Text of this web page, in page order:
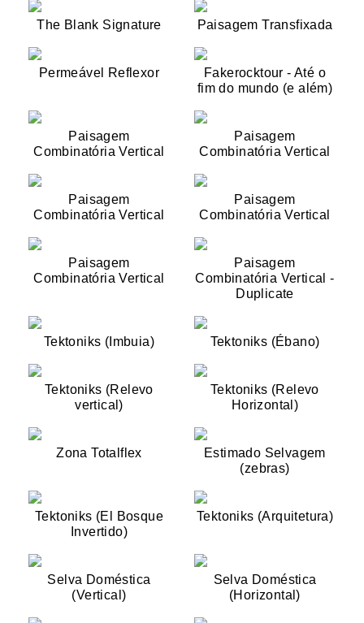
The Blank Signature Paisagem Transfixada
Permeável Reflexor
Fakerocktour - Até o
fim do mundo (e além)
Paisagem
Combinatória Vertical
Paisagem
Combinatória Vertical
Paisagem
Combinatória Vertical
Paisagem
Combinatória Vertical
Paisagem
Combinatória Vertical
Paisagem
Combinatória Vertical -
Duplicate
Tektoniks (Imbuia) Tektoniks (Ébano)
Tektoniks (Relevo
vertical)
Tektoniks (Relevo
Horizontal)
Zona Totalflex
Estimado Selvagem
(zebras)
Tektoniks (El Bosque
Invertido)
Tektoniks (Arquitetura)
Selva Doméstica
(Vertical)
Selva Doméstica
(Horizontal)